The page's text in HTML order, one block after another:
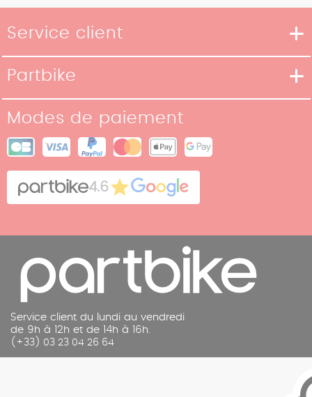
Service client
Moyens de paiement
Conditions générales de vente
Contact
Partbike
Nos boutiques
Plan du site
Cookies
Mentions légales
Modes de paiement
4.6
Service client du lundi au vendredi
de 9h à 12h et de 14h à 16h.
(+33) 03 23 04 26 64